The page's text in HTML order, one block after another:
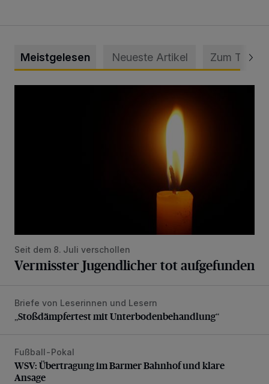
Meistgelesen Neueste Artikel Zum Thema
Seit dem 8. Juli verschollen
Vermisster Jugendlicher tot aufgefunden
„Stoßdämpfertest mit Unterbodenbehandlung“
Briefe von Leserinnen und Lesern
„Stoßdämpfertest mit Unterbodenbehandlung“
WSV: Übertragung im Barmer Bahnhof und klare Ansage
Fußball-Pokal
WSV: Übertragung im Barmer Bahnhof und klare
Ansage